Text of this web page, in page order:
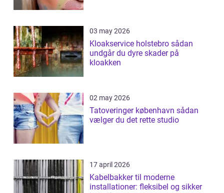
03 may 2026
Kloakservice holstebro sådan
undgår du dyre skader på
kloakken
02 may 2026
Tatoveringer københavn sådan
vælger du det rette studio
17 april 2026
Kabelbakker til moderne
installationer: fleksibel og sikker